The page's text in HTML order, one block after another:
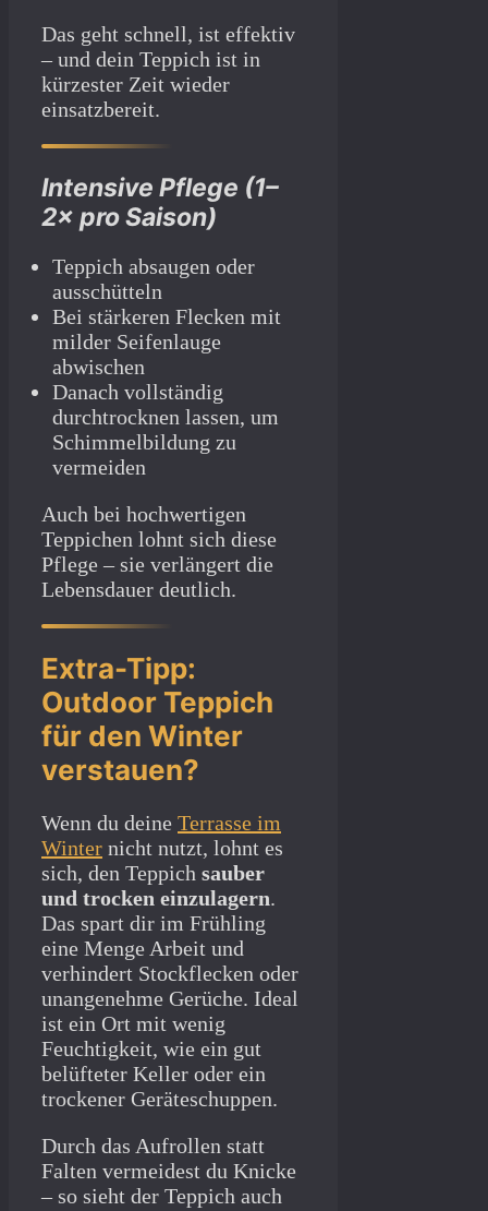
Das geht schnell, ist effektiv
– und dein Teppich ist in
kürzester Zeit wieder
einsatzbereit.
Intensive Pflege (1–
2× pro Saison)
Teppich absaugen oder
ausschütteln
Bei stärkeren Flecken mit
milder Seifenlauge
abwischen
Danach vollständig
durchtrocknen lassen, um
Schimmelbildung zu
vermeiden
Auch bei hochwertigen
Teppichen lohnt sich diese
Pflege – sie verlängert die
Lebensdauer deutlich.
Extra-Tipp:
Outdoor Teppich
für den Winter
verstauen?
Wenn du deine Terrasse im
Winter nicht nutzt, lohnt es
sich, den Teppich sauber
und trocken einzulagern.
Das spart dir im Frühling
eine Menge Arbeit und
verhindert Stockflecken oder
unangenehme Gerüche. Ideal
ist ein Ort mit wenig
Feuchtigkeit, wie ein gut
belüfteter Keller oder ein
trockener Geräteschuppen.
Durch das Aufrollen statt
Falten vermeidest du Knicke
– so sieht der Teppich auch